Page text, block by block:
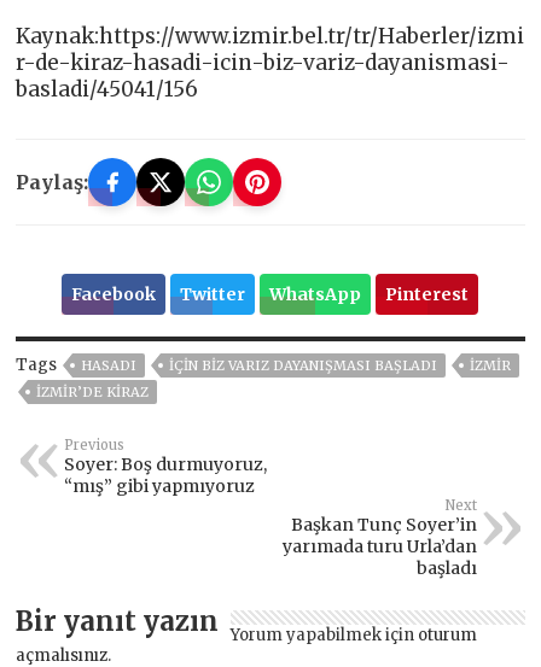
Kaynak:https://www.izmir.bel.tr/tr/Haberler/izmi
r-de-kiraz-hasadi-icin-biz-variz-dayanismasi-
basladi/45041/156
Paylaş:
Facebook Twitter WhatsApp Pinterest
Tags HASADI IÇIN BIZ VARIZ DAYANIŞMASI BAŞLADI
İZMIR
İZMIR’DE KIRAZ
Previous
Soyer: Boş durmuyoruz,
“mış” gibi yapmıyoruz
Next
Başkan Tunç Soyer’in
yarımada turu Urla’dan
başladı
Bir yanıt yazın Yorum yapabilmek için oturum
açmalısınız.